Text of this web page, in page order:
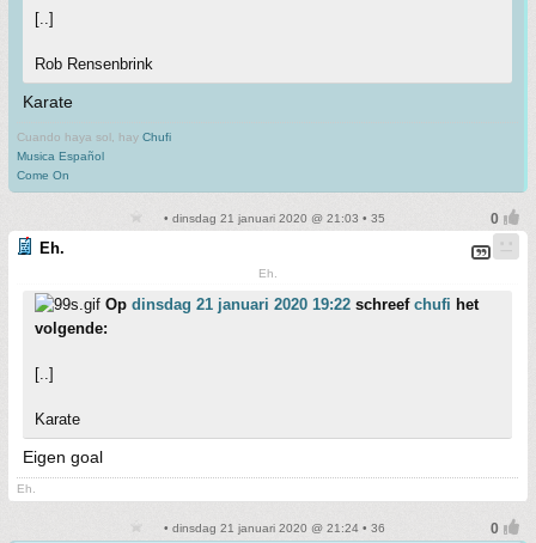
[..]
Rob Rensenbrink
Karate
Cuando haya sol, hay Chufi
Musica Español
Come On
• dinsdag 21 januari 2020 @ 21:03 • 35
Eh.
Eh.
Op dinsdag 21 januari 2020 19:22 schreef chufi het
volgende:
[..]
Karate
Eigen goal
Eh.
• dinsdag 21 januari 2020 @ 21:24 • 36